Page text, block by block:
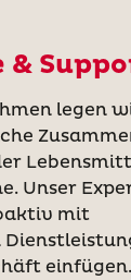
&
legen
Unser
mit
einfügen.